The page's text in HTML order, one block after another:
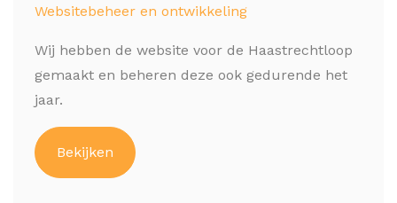
Websitebeheer en ontwikkeling
Wij hebben de website voor de Haastrechtloop
gemaakt en beheren deze ook gedurende het
jaar.
Bekijken